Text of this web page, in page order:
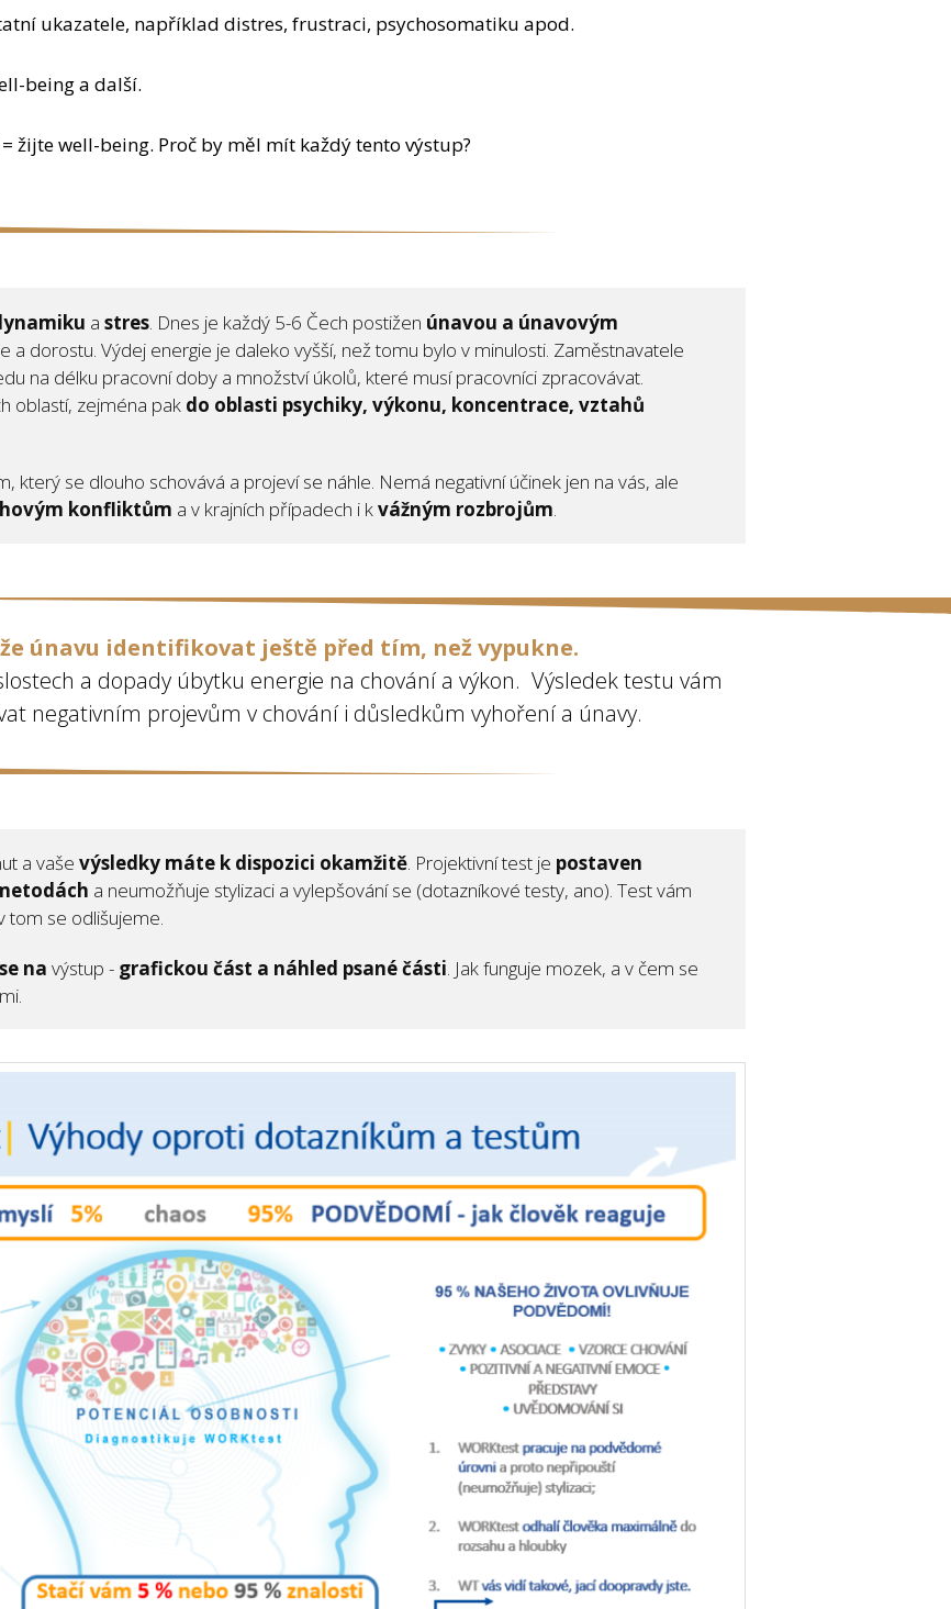
ukazatele, například distres, frustraci, psychosomatiku apod.
being a další.
žijte well-being. Proč by měl mít každý tento výstup?
a stres. Dnes je každý 5-6 Čech postižen únavou a únavovým
a dorostu. Výdej energie je daleko vyšší, než tomu bylo v minulosti. Zaměstnavatele
na délku pracovní doby a množství úkolů, které musí pracovníci zpracovávat.
oblastí, zejména pak do oblasti psychiky, výkonu, koncentrace, vztahů
který se dlouho schovává a projeví se náhle. Nemá negativní účinek jen na vás, ale
konfliktům a v krajních případech i kvážným rozbrojům.
únavu identifikovat ještě před tím, než vypukne.
a dopady úbytku energie na chování a výkon. Výsledek testu vám
negativním projevům v chování i důsledkům vyhoření a únavy.
a vaše výsledky máte k dispozici okamžitě. Projektivní test je postaven
a neumožňuje stylizaci a vylepšování se (dotazníkové testy, ano). Test vám
tom se odlišujeme.
na výstup - grafickou část a náhled psané části. Jak funguje mozek, a v čem se